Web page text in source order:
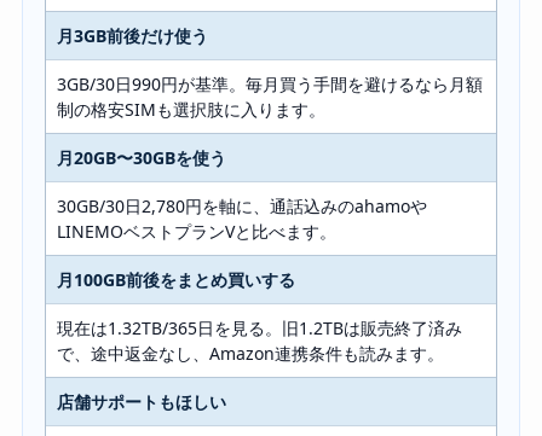
月3GB前後だけ使う
3GB/30日990円が基準。毎月買う手間を避けるなら月額
制の格安SIMも選択肢に入ります。
月20GB〜30GBを使う
30GB/30日2,780円を軸に、通話込みのahamoや
LINEMOベストプランVと比べます。
月100GB前後をまとめ買いする
現在は1.32TB/365日を見る。旧1.2TBは販売終了済み
で、途中返金なし、Amazon連携条件も読みます。
店舗サポートもほしい